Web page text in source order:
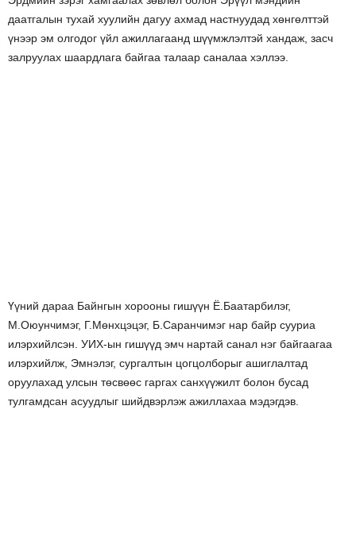
даатгалын тухай хуулийн дагуу ахмад настнуудад хөнгөлттэй
үнээр эм олгодог үйл ажиллагаанд шүүмжлэлтэй хандаж, засч
залруулах шаардлага байгаа талаар саналаа хэллээ.
Үүний дараа Байнгын хорооны гишүүн Ё.Баатарбилэг,
М.Оюунчимэг, Г.Мөнхцэцэг, Б.Саранчимэг нар байр сууриа
илэрхийлсэн. УИХ-ын гишүүд эмч нартай санал нэг байгаагаа
илэрхийлж, Эмнэлэг, сургалтын цогцолборыг ашиглалтад
оруулахад улсын төсвөөс гаргах санхүүжилт болон бусад
тулгамдсан асуудлыг шийдвэрлэж ажиллахаа мэдэгдэв.